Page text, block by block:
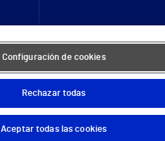
© 2026 Vithas. Todos los
Configuración de cookies
Rechazar todas
Aceptar todas las cookies